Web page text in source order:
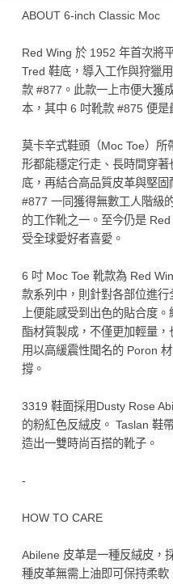
ABOUT 6-inch Classic Moc
Red Wing 於 1952 年首次將
Tred 鞋底，導入工作與狩獵
款 #877。此款一上市便大獲
本，其中 6 吋靴款 #875 便是
莫卡辛式鞋頭（Moc Toe）所
形都能穩定行走、長時間穿
底，再結合高品質皮革與堅
#877 一同獲得無數工人階級
的工作靴之一。至今仍是
受全球愛好者喜愛。
6 吋 Moc Toe 靴款為 Red
款系列中，則針對各部位進
上便能感受到出色的貼合度
酯材質製成，不僅更加輕量
用以高緩震性聞名的 Poron
撐。
3319 鞋面採用Dusty Rose
的粉紅色反絨皮。 Taslan 鞋
造出一雙時尚百搭的靴子。
-
HOW TO CARE
Abilene 皮革是一種反絨皮，
種皮革無需上油即可保持柔軟